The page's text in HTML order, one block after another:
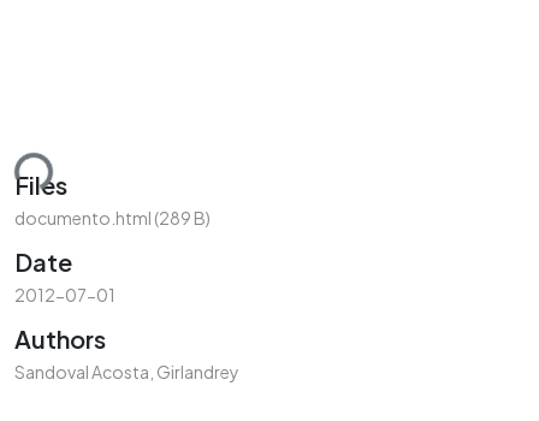
Files
documento.html (289 B)
Date
2012-07-01
Authors
Sandoval Acosta, Girlandrey